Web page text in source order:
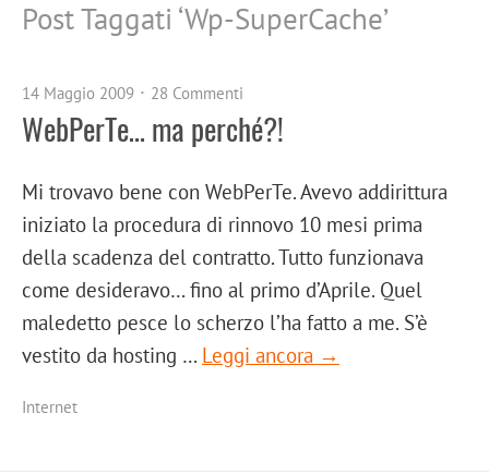
Post Taggati ‘Wp-SuperCache’
14 Maggio 2009 28 Commenti
WebPerTe… ma perché?!
Mi trovavo bene con WebPerTe. Avevo addirittura
iniziato la procedura di rinnovo 10 mesi prima
della scadenza del contratto. Tutto funzionava
come desideravo… fino al primo d’Aprile. Quel
maledetto pesce lo scherzo l’ha fatto a me. S’è
vestito da hosting … Leggi ancora →
Internet